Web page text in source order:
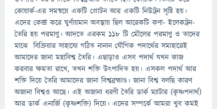
কোয়ার্ক-এর সমন্বয়ে একটি প্রোটন আর একটি নিউট্রন সৃষ্টি হয়।
এদের কেন্দ্র করে ঘুর্ণায়মান অবস্থায় ছিল আরেকটি কণা- ইলেকট্রন-
তৈরি হয় পরমাণু। আদতে এরকম ১১৮ টি মৌলের পরমাণু ও তাদের
মাঝে বিক্রিয়ার সাহায্যে গঠিত নানান যৌগিক পদার্থের সমাহারেই
আমাদের জানা মহাবিশ্ব তৈরি। এছাড়াও এসব পদার্থ যখন কাজ
করবার ক্ষমতা রাখে, তখন শক্তি উৎপাদিত হয়। এসকল পদার্থ আর
শক্তি দিয়ে তৈরি আমাদের জানা বিশ্বব্রহ্মাণ্ড। জানা বিশ্ব বলছি কারণ
অজানা বিশ্বও আছে। এই অজানা ধরণী তৈরি ডার্ক ম্যাটার (কৃষ্ণপদার্থ)
আর ডার্ক এনার্জি (কৃষ্ণশক্তি) দিয়ে। এদের সম্পর্কে আমরা খুব কমই